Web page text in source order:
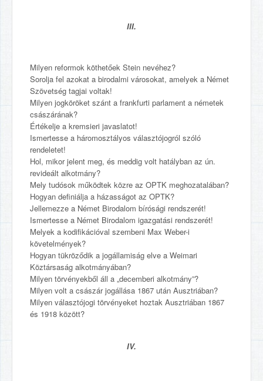
III.
Milyen reformok köthetőek Stein nevéhez?
Sorolja fel azokat a birodalmi városokat, amelyek a Német
Szövetség tagjai voltak!
Milyen jogköröket szánt a frankfurti parlament a németek
császárának?
Értékelje a kremsieri javaslatot!
Ismertesse a háromosztályos választójogról szóló
rendeletet!
Hol, mikor jelent meg, és meddig volt hatályban az ún.
revideált alkotmány?
Mely tudósok működtek közre az OPTK meghozatalában?
Hogyan definiálja a házasságot az OPTK?
Jellemezze a Német Birodalom bírósági rendszerét!
Ismertesse a Német Birodalom igazgatási rendszerét!
Melyek a kodifikációval szembeni Max Weber-i
követelmények?
Hogyan tükröződik a jogállamiság elve a Weimari
Köztársaság alkotmányában?
Milyen törvényekből áll a „decemberi alkotmány”?
Milyen volt a császár jogállása 1867 után Ausztriában?
Milyen választójogi törvényeket hoztak Ausztriában 1867
és 1918 között?
IV.